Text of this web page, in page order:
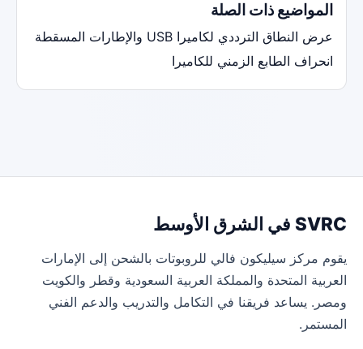
المواضيع ذات الصلة
عرض النطاق الترددي لكاميرا USB والإطارات المسقطة
انحراف الطابع الزمني للكاميرا
SVRC في الشرق الأوسط
يقوم مركز سيليكون فالي للروبوتات بالشحن إلى الإمارات
العربية المتحدة والمملكة العربية السعودية وقطر والكويت
ومصر. يساعد فريقنا في التكامل والتدريب والدعم الفني
المستمر.